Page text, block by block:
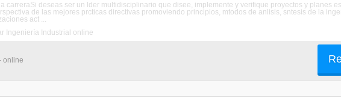
carreraSi deseas ser un lder multidisciplinario que disee, implemente y verifique proyectos y planes
de las mejores prcticas directivas promoviendo principios, mtodos de anlisis, sntesis de la
act ...
Ingeniería Industrial online
online